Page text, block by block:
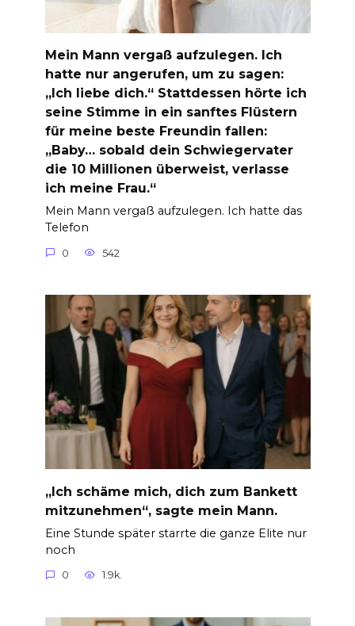
Mein Mann vergaß aufzulegen. Ich
hatte nur angerufen, um zu sagen:
„Ich liebe dich.“ Stattdessen hörte ich
seine Stimme in ein sanftes Flüstern
für meine beste Freundin fallen:
„Baby… sobald dein Schwiegervater
die 10 Millionen überweist, verlasse
ich meine Frau.“
Mein Mann vergaß aufzulegen. Ich hatte das
Telefon
0 542
„Ich schäme mich, dich zum Bankett
mitzunehmen“, sagte mein Mann.
Eine Stunde später starrte die ganze Elite nur
noch
0 1.9k.